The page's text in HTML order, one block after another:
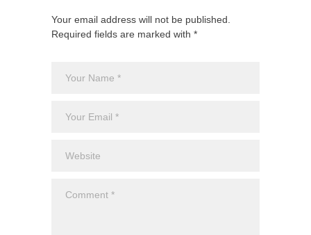
Your email address will not be published.
Required fields are marked with *